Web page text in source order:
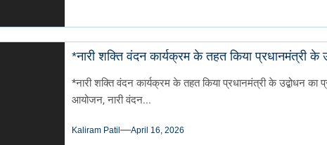
*नारी शक्ति वंदन कार्यक्रम के तहत किया प्रधानमंत्री के
*नारी शक्ति वंदन कार्यक्रम के तहत किया प्रधानमंत्री के उद्बोधन का
आयोजन, नारी वंदन...
Kaliram Patil April 16, 2026